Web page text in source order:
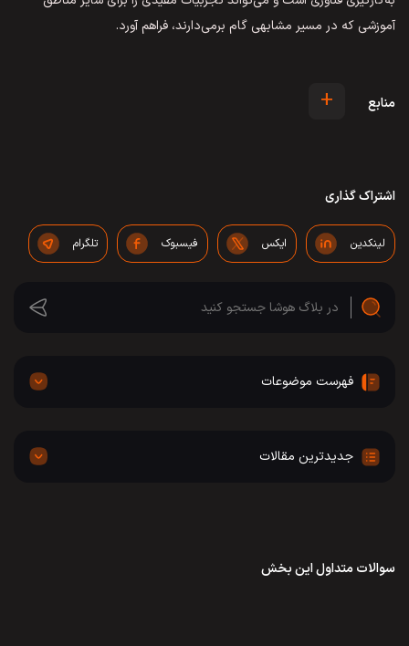
آموزشی که در مسیر مشابهی گام برمی‌دارند، فراهم آورد.
منابع +
اشتراک گذاری
لینکدین ایکس فیسبوک تلگرام
فهرست موضوعات
جدیدترین مقالات
سوالات متداول این بخش